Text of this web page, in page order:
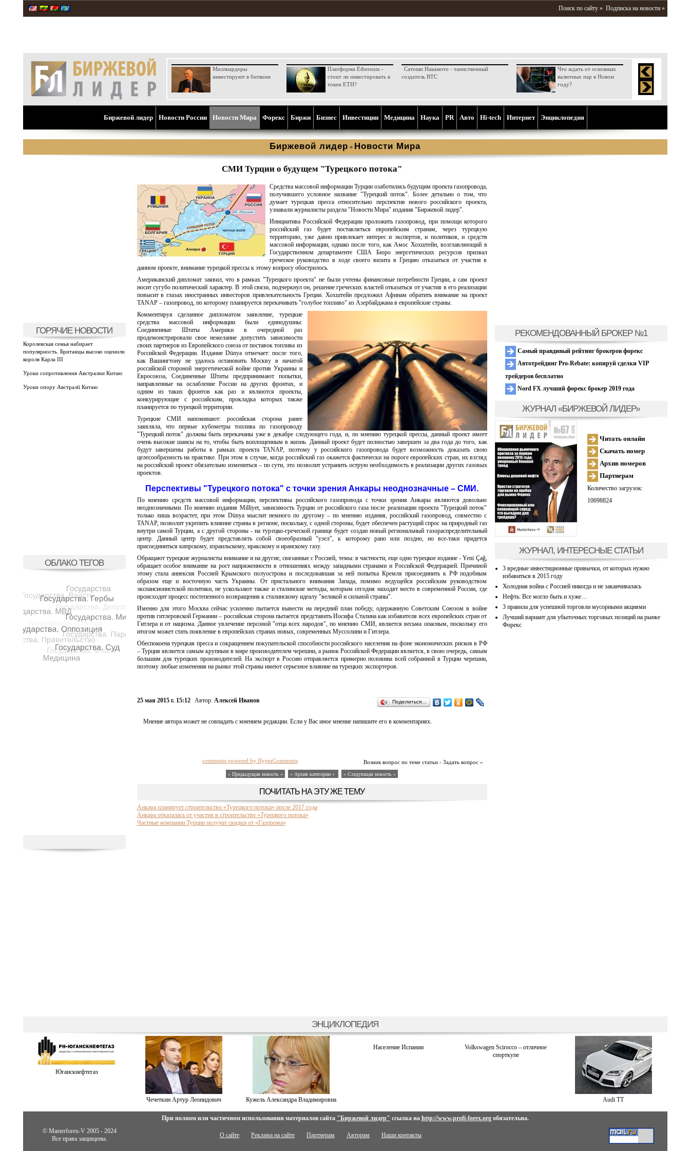
Поиск по сайту » Подписка на новости »
Миллиардеры
инвестируют в биткоин
Платформа Ethereum -
стоит ли инвестировать в
токен ETH?
Сатоши Накамото - таинственный
создатель BTC
Что ждать от основных
валютных пар в Новом
году?
Биржевой лидер Новости России Новости Мира Форекс Биржи Бизнес Инвестиции Медицина Наука PR Aвто Hi-tech Интернет Энциклопедия
Биржевой лидер » Новости Мира
ГОРЯЧИЕ НОВОСТИ
Королевская семья набирает
популярность. Британцы высоко оценили
короля Карла III
Уроки сопротивления Австралии Китаю
Уроки опору Австралії Китаю
ОБЛАКО ТЕГОВ
СМИ Турции о будущем "Турецкого потока"
Средства массовой информации Турции озаботились будущим проекта газопровода,
получившего условное название "Турецкий поток". Более детально о том, что
думает турецкая пресса относительно перспектив нового российского проекта,
узнавали журналисты раздела "Новости Мира" издания "Биржевой лидер".
Инициатива Российской Федерации проложить газопровод, при помощи которого
российский газ будет поставляться европейским странам, через турецкую
территорию, уже давно привлекает интерес и экспертов, и политиков, и средств
массовой информации, однако после того, как Амос Хохштейн, возглавляющий в
Государственном департаменте США Бюро энергетических ресурсов призвал
греческое руководство в ходе своего визита в Грецию отказаться от участия в
данном проекте, внимание турецкой прессы к этому вопросу обострилось.
Американский дипломат заявил, что в рамках "Турецкого проекта" не были учтены финансовые потребности Греции, а сам проект
носит сугубо политический характер. В этой связи, подчеркнул он, решение греческих властей отказаться от участия в его реализации
повысит в глазах иностранных инвесторов привлекательность Греции. Хохштейн предложил Афинам обратить внимание на проект
TANAP – газопровод, по которому планируется перекачивать "голубое топливо" из Азербайджана в европейские страны.
Комментируя сделанное дипломатом заявление, турецкие
средства массовой информации были единодушны:
Соединенные Штаты Америки в очередной раз
продемонстрировали свое нежелание допустить зависимости
своих партнеров из Европейского союза от поставок топлива из
Российской Федерации. Издание Dünya отмечает: после того,
как Вашингтону не удалось остановить Москву в начатой
российской стороной энергетической войне против Украины и
Евросоюза, Соединенные Штаты предпринимают попытки,
направленные на ослабление России на других фронтах, и
одним из таких фронтов как раз и являются проекты,
конкурирующие с российским, прокладка которых также
планируется по турецкой территории.
Турецкие СМИ напоминают: российская сторона ранее
заявляла, что первые кубометры топлива по газопроводу
"Турецкий поток" должны быть перекачаны уже в декабре следующего года, и, по мнению турецкой прессы, данный проект имеет
очень высокие шансы на то, чтобы быть воплощенным в жизнь. Данный проект будет полностью завершен за два года до того, как
будут завершены работы в рамках проекта TANAP, поэтому у российского газопровода будет возможность доказать свою
целесообразность на практике. При этом в случае, когда российский газ окажется фактически на пороге европейских стран, их взгляд
на российский проект обязательно измениться – по сути, это позволит устранить острую необходимость в реализации других газовых
проектов.
Перспективы "Турецкого потока" с точки зрения Анкары неоднозначные – СМИ.
По мнению средств массовой информации, перспективы российского газопровода с точки зрения Анкары являются довольно
неоднозначными. По мнению издания Milliyet, зависимость Турции от российского газа после реализации проекта "Турецкий поток"
только лишь возрастет, при этом Dünya мыслит немного по другому – по мнению издания, российский газопровод, совместно с
TANAP, позволит укрепить влияние страны в регионе, поскольку, с одной стороны, будет обеспечен растущий спрос на природный газ
внутри самой Турции, а с другой стороны - на турецко-греческой границе будет создан новый региональный газораспределительный
центр. Данный центр будет представлять собой своеобразный "узел", к которому рано или поздно, но все-таки придется
присоединиться кипрскому, израильскому, иракскому и иранскому газу.
Обращают турецкие журналисты внимание и на другие, связанные с Россией, темы: в частности, еще одно турецкое издание - Yeni Çağ,
обращает особое внимание на рост напряженности в отношениях между западными странами и Российской Федерацией. Причиной
этому стала аннексия Россией Крымского полуострова и последовавшая за ней попытка Кремля присоединить к РФ подобным
образом еще и восточную часть Украины. От пристального внимания Запада, помимо ведущейся российским руководством
экспансионистской политики, не ускользают также и сталинские методы, которым сегодня находят место в современной России, где
происходит процесс постепенного возвращения к сталинскому идеалу "великой и сильной страны".
Именно для этого Москва сейчас усиленно пытается вывести на передний план победу, одержанную Советским Союзом в войне
против гитлеровской Германии – российская сторона пытается представить Иосифа Сталина как избавителя всех европейских стран от
Гитлера и от нацизма. Данное увлечение персоной "отца всех народов", по мнению СМИ, является весьма опасным, поскольку его
итогом может стать появление в европейских странах новых, современных Муссолини и Гитлера.
Обеспокоена турецкая пресса и сокращением покупательской способности российского населения на фоне экономических рисков в РФ
– Турция является самым крупным в мире производителем черешни, а рынок Российской Федерации является, в свою очередь, самым
большим для турецких производителей. На экспорт в Россию отправляется примерно половина всей собранной в Турции черешни,
поэтому любые изменения на рынке этой страны имеют серьезное влияние на турецких экспортеров.
25 мая 2015 г. 15:12 Автор: Алексей Иванов Поделиться…
Мнение автора может не совпадать с мнением редакции. Если у Вас иное мнение напишите его в комментариях.
Возник вопрос по теме статьи - Задать вопрос »
comments powered by HyperComments
« Предыдущая новость « » Архив категории « » Следующая новость »
ПОЧИТАТЬ НА ЭТУ ЖЕ ТЕМУ
Анкара планирует строительство «Турецкого потока» после 2017 года
Анкара отказалась от участия в строительстве «Турецкого потока»
Частные компании Турции получат скидки от «Газпрома»
РЕКОМЕНДОВАННЫЙ БРОКЕР №1
Самый правдивый рейтинг брокеров форекс
Автотрейдинг Pro-Rebate: копируй сделки VIP
трейдеров бесплатно
Nord FX лучший форекс брокер 2019 года
ЖУРНАЛ «БИРЖЕВОЙ ЛИДЕР»
Читать онлайн
Скачать номер
Архив номеров
Партнерам
Количество загрузок:
10698824
ЖУРНАЛ, ИНТЕРЕСНЫЕ СТАТЬИ
3 вредные инвестиционные привычки, от которых нужно
избавиться в 2015 году
Холодная война с Россией никогда и не заканчивалась
Нефть: Все могло быть и хуже…
3 правила для успешной торговли мусорными акциями
Лучший вариант для убыточных торговых позиций на рынке
Форекс
ЭНЦИКЛОПЕДИЯ
Юганскнефтегаз
Чечеткин Артур Леонидович Кужель Александра Владимировна
Население Испании
Volkswagen Scirocco – отличное
спорткупе
Audi TT
При полном или частичном использовании материалов сайта "Биржевой лидер" ссылка на http://www.profi-forex.orgобязательна.
© Masterforex-V 2005 - 2024
Все права защищены.
О сайте Реклама на сайте Партнерам Авторам Наши контакты